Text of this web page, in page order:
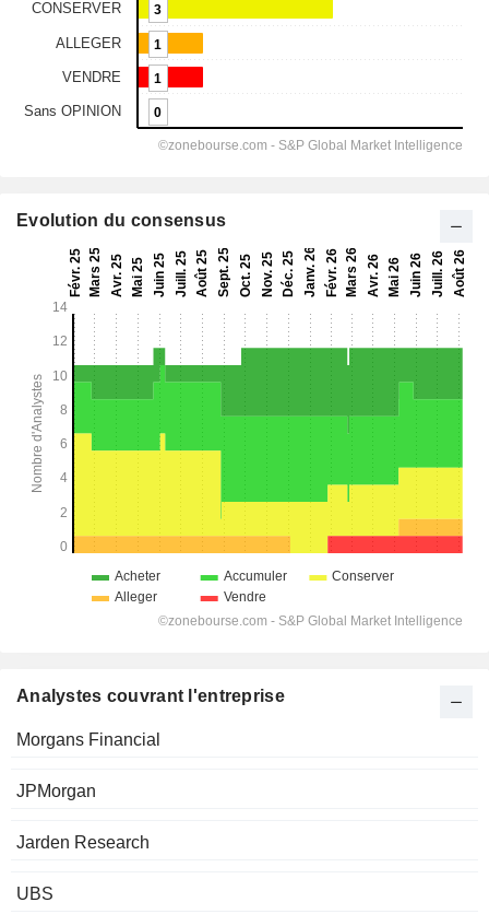
Evolution du consensus
Analystes couvrant l'entreprise
Morgans Financial
JPMorgan
Jarden Research
UBS